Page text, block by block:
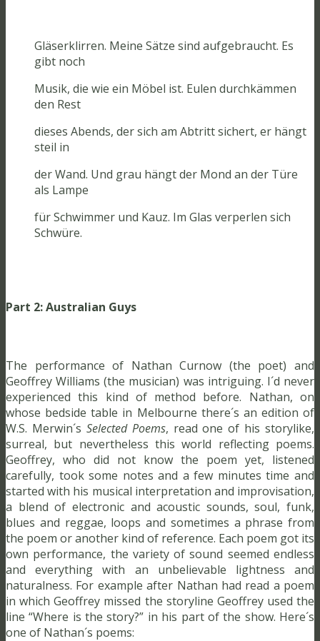
Gläserklirren. Meine Sätze sind aufgebraucht. Es
gibt noch
Musik, die wie ein Möbel ist. Eulen durchkämmen
den Rest
dieses Abends, der sich am Abtritt sichert, er hängt
steil in
der Wand. Und grau hängt der Mond an der Türe
als Lampe
für Schwimmer und Kauz. Im Glas verperlen sich
Schwüre.
Part 2: Australian Guys
The performance of Nathan Curnow (the poet) and
Geoffrey Williams (the musician) was intriguing. I´d never
experienced this kind of method before. Nathan, on
whose bedside table in Melbourne there´s an edition of
W.S. Merwin´s Selected Poems, read one of his storylike,
surreal, but nevertheless this world reflecting poems.
Geoffrey, who did not know the poem yet, listened
carefully, took some notes and a few minutes time and
started with his musical interpretation and improvisation,
a blend of electronic and acoustic sounds, soul, funk,
blues and reggae, loops and sometimes a phrase from
the poem or another kind of reference. Each poem got its
own performance, the variety of sound seemed endless
and everything with an unbelievable lightness and
naturalness. For example after Nathan had read a poem
in which Geoffrey missed the storyline Geoffrey used the
line “Where is the story?” in his part of the show. Here´s
one of Nathan´s poems: